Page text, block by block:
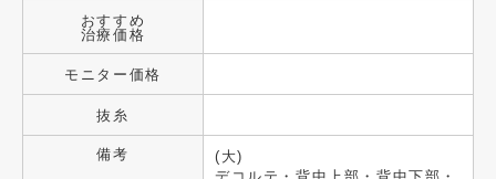
おすすめ
治療価格
モニター価格
抜糸
備考
(大)